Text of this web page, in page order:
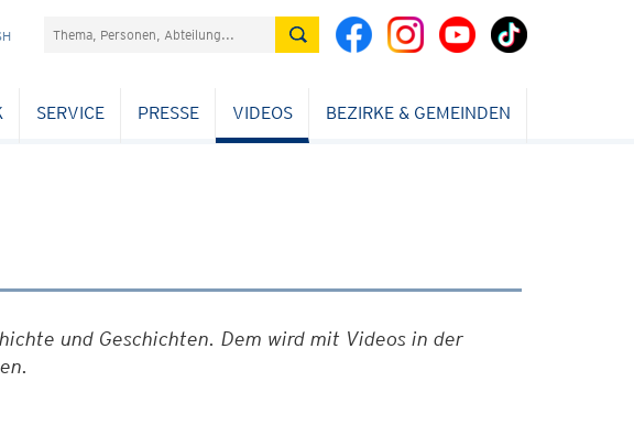
Suchefeld
SERVICE PRESSE VIDEOS BEZIRKE & GEMEINDEN
und Geschichten. Dem wird mit Videos in der